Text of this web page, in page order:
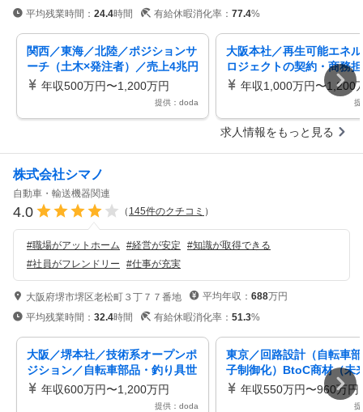
平均残業時間： 24.4時間 有給休暇消化率： 77.4%
関西／東海／北陸／ポジションサ
ーチ（土木×発注者）／売上4兆円
規模の関西大手インフラ企業
年収500万円〜1,200万円
提供：doda
大阪本社／再生可能エネ
ロジェクトの契約・商務
戦力歓迎／フレックス・
年収1,000万円〜1,200
求人情報をもっと見る
株式会社シマノ
自動車・輸送機器関連
4.0 （ 145件のクチコミ ）
#職場がアットホーム #経営が安定 #知識が取得できる
#社員がフレンドリー #仕事が充実
大阪府堺市堺区老松町３丁７７番地 平均年収： 688万円
平均残業時間： 32.4時間 有給休暇消化率： 51.3%
大阪／堺本社／技術系オープンポ
ジション／自転車部品・釣り具世
界トップ級シェア製品有プライム
年収600万円〜1,200万円
提供：doda
東京／回路設計（自転車
子制御化）BtoC商材（未
転車を開発）プライム上場
年収550万円〜960万円